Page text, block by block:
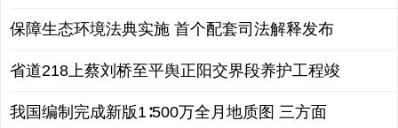
保障生态环境法典实施 首个配套司法解释发布
省道218上蔡刘桥至平舆正阳交界段养护工程竣
我国编制完成新版1∶500万全月地质图 三方面